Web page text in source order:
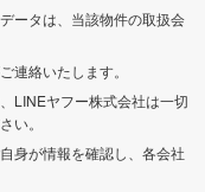
ータは、当該物件の取扱会
連絡いたします。
LINEヤフー株式会社は一切
い。
身が情報を確認し、各会社